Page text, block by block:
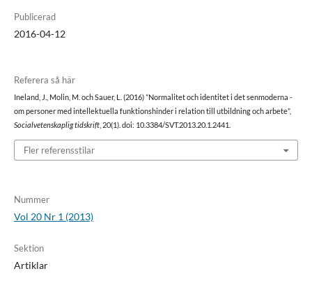
Publicerad
2016-04-12
Referera så här
Ineland, J., Molin, M. och Sauer, L. (2016) ”Normalitet och identitet i det senmoderna -
om personer med intellektuella funktionshinder i relation till utbildning och arbete”,
Socialvetenskaplig tidskrift, 20(1). doi: 10.3384/SVT.2013.20.1.2441.
Fler referensstilar
Nummer
Vol 20 Nr 1 (2013)
Sektion
Artiklar